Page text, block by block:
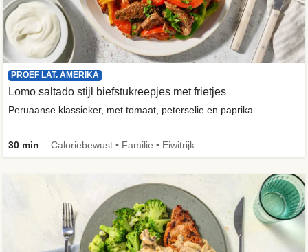
PROEF LAT. AMERIKA
Lomo saltado stijl biefstukreepjes met frietjes
Peruaanse klassieker, met tomaat, peterselie en paprika
30 min Caloriebewust • Familie • Eiwitrijk